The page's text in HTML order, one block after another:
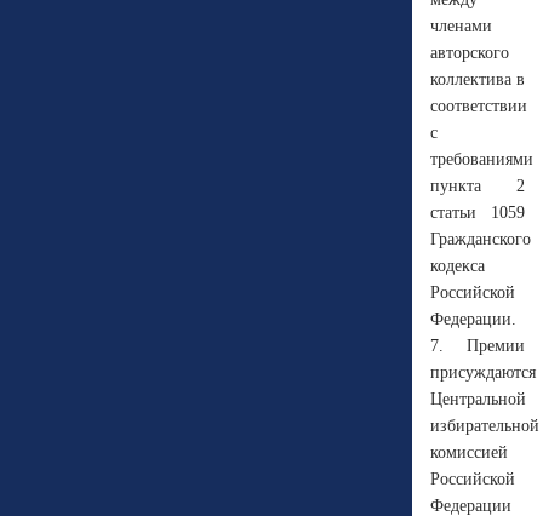
членами
авторского
коллектива в
соответствии
с
требованиями
пункта 2
статьи 1059
Гражданского
кодекса
Российской
Федерации.
7. Премии
присуждаются
Центральной
избирательной
комиссией
Российской
Федерации